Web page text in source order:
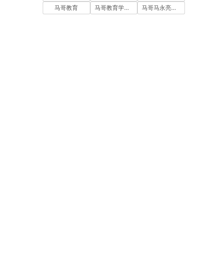
马哥教育
马哥教育学员故事 马哥马永亮，马哥linux讲师，马哥教育ceo